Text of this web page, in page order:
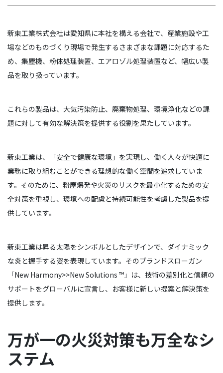
新東工業株式会社は愛知県に本社を構える会社で、産業施設や工
場などのものづくり現場で発生するさまざまな課題に対応するた
め、集塵機、粉体処理装置、エアロゾル処理装置など、幅広い製
品を取り扱っています。
これらの製品は、大気汚染防止、廃棄物処理、環境浄化などの課
題に対して有効な解決策を提供する役割を果たしています。
新東工業は、「安全で健康な環境」を実現し、働く人々が快適に
業務に取り組むことができる理想的な働く空間を追求していま
す。そのために、粉塵爆発や火災のリスクを最小化するための安
全対策を重視し、環境への配慮と持続可能性を考慮した製品を提
供しています。
新東工業は昇る太陽をシンボルとしたデザインで、ダイナミック
な炎と握手する姿を表現しています。そのブランドスローガン
「New Harmony>>New Solutions ™」は、技術の差別化と信頼の
サポートをグローバルに宣言し、お客様に新しい提案と解決策を
提供します。
万が一の火災対策も万全なシ
ステム